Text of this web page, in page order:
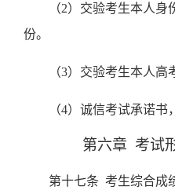
（2）交验考生本人身
份。
（3）交验考生本人高
（4）诚信考试承诺书
第六章 考试
第十七条 考生综合成